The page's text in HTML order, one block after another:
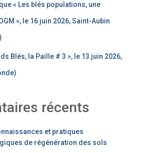
« Les blés populations, une
», le 16 juin 2026, Saint-Aubin
Blés, la Paille # 3 », le 13 juin 2026,
récents
et pratiques
de régénération des sols